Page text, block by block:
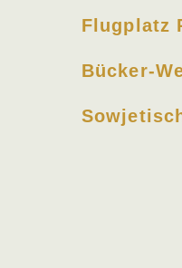
Flugplatz
Bücker-